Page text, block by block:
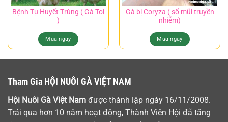
Bệnh Tụ Huyết Trùng ( Gà Toi
)
Mua ngay
Gà bị Coryza ( sổ mũi truyền
nhiễm)
Mua ngay
Tham Gia HỘI NUÔI GÀ VIỆT NAM
Hội Nuôi Gà Việt Nam được thành lập ngày 16/11/2008.
Trải qua hơn 10 năm hoạt động, Thành Viên Hội đã tăng